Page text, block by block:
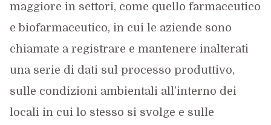
maggiore in settori, come quello farmaceutico
e biofarmaceutico, in cui le aziende sono
chiamate a registrare e mantenere inalterati
una serie di dati sul processo produttivo,
sulle condizioni ambientali all’interno dei
locali in cui lo stesso si svolge e sulle